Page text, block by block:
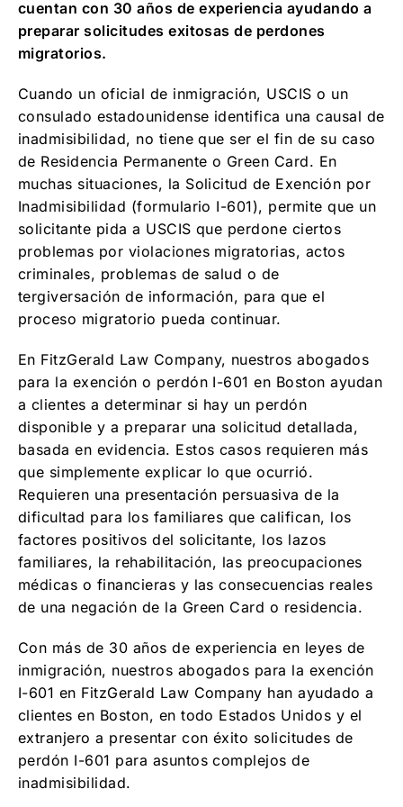
cuentan con 30 años de experiencia ayudando a
preparar solicitudes exitosas de perdones
migratorios.
Cuando un oficial de inmigración, USCIS o un
consulado estadounidense identifica una causal de
inadmisibilidad, no tiene que ser el fin de su caso
de Residencia Permanente o Green Card. En
muchas situaciones, la Solicitud de Exención por
Inadmisibilidad (formulario I-601), permite que un
solicitante pida a USCIS que perdone ciertos
problemas por violaciones migratorias, actos
criminales, problemas de salud o de
tergiversación de información, para que el
proceso migratorio pueda continuar.
En FitzGerald Law Company, nuestros abogados
para la exención o perdón I-601 en Boston ayudan
a clientes a determinar si hay un perdón
disponible y a preparar una solicitud detallada,
basada en evidencia. Estos casos requieren más
que simplemente explicar lo que ocurrió.
Requieren una presentación persuasiva de la
dificultad para los familiares que califican, los
factores positivos del solicitante, los lazos
familiares, la rehabilitación, las preocupaciones
médicas o financieras y las consecuencias reales
de una negación de la Green Card o residencia.
Con más de 30 años de experiencia en leyes de
inmigración, nuestros abogados para la exención
I-601 en FitzGerald Law Company han ayudado a
clientes en Boston, en todo Estados Unidos y el
extranjero a presentar con éxito solicitudes de
perdón I-601 para asuntos complejos de
inadmisibilidad.